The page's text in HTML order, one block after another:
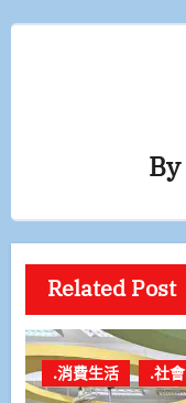
By
Related Post
.消費生活 .社會